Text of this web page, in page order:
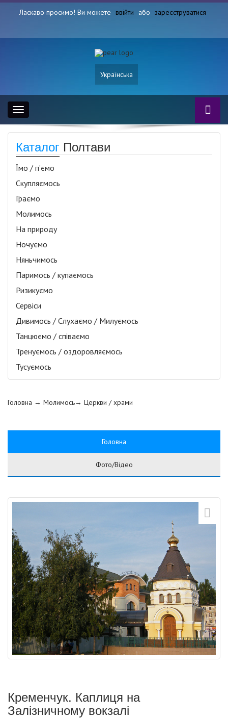
Ласкаво просимо! Ви можете ввійти або зареєструватися
Українська
Toggle
navigation
Каталог Полтави
Їмо / п’ємо
Скупляємось
Граємо
Молимось
На природу
Ночуємо
Няньчимось
Паримось / купаємось
Ризикуємо
Сервіси
Дивимось / Слухаємо / Милуємось
Танцюємо / співаємо
Тренуємось / оздоровляємось
Тусуємось
Головна → Молимось→ Церкви / храми
Головна
Фото/Відео
Кременчук. Каплиця на
Залізничному вокзалі